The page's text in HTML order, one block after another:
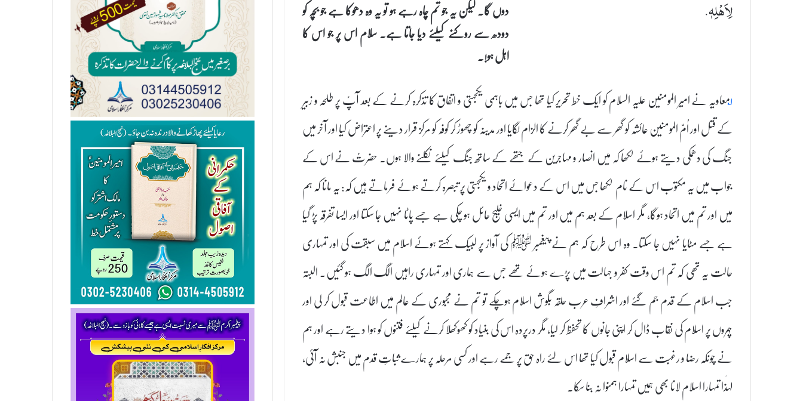
لِاَهْلِهٖ.
دوں گا۔ لیکن یہ جو تم چاہ رہے ہو تو یہ وہ دھوکا ہے جو بچہ کو
دودھ سے روکنے کیلئے دیا جاتا ہے۔ سلام اس پر جو اس کا
اہل ہو!۔
۱؂معاویہ نے امیر المومنین علیہ السلام کو ایک خط تحریر کیا تھا جس میں باہمی یکجہتی و اتفاق کا تذکرہ کرنے کے بعد آپؑ پر طلحہ و زبیر
کے قتل اور اُمّ المومنین عائشہ کو گھر سے بے گھر کرنے کا الزام لگایا اور مدینہ کو چھوڑ کر کوفہ کو مرکز قرار دینے پر اعتراض کیا اور آخر میں
جنگ کی دھمکی دیتے ہوئے لکھا کہ میں انصار و مہاجرین کے جتھے کے ساتھ جنگ کیلئے نکلنے والا ہوں۔ حضرتؑ نے اس کے
جواب میں یہ مکتوب اس کے نام لکھا جس میں اس کے دعوائے اتحاد و یکجہتی پر تبصرہ کرتے ہوئے فرماتے ہیں کہ: یہ مانا کہ ہم
میں اور تم میں اتحاد ہوگا، مگر اسلام کے بعد ہم میں اور تم میں ایسی خلیج حائل ہو چکی ہے جسے پاٹا نہیں جا سکتا اور ایسا تفرقہ پڑ گیا
ہے جسے مٹایا نہیں جا سکتا۔ وہ اس طرح کہ ہم نے پیغمبر ﷺ کی آواز پر لبیک کہتے ہوئے اسلام میں سبقت کی اور تمہاری
حالت یہ تھی کہ تم اس وقت کفر و جہالت میں پڑے ہوئے تھے جس سے ہماری اور تمہاری راہیں الگ الگ ہو گئیں۔ البتہ
جب اسلام کے قدم جم گئے اور اشرافِ عرب حلقہ بگوش اسلام ہوچکے تو تم نے مجبوری کے عالم میں اطاعت قبول کر لی اور
چہروں پر اسلام کی نقاب ڈال کر اپنی جانوں کا تحفظ کر لیا، مگر درپردہ اس کی بنیاد کو کھوکھلا کرنے کیلئے فتنوں کو ہوا دیتے رہے اور ہم
نے چونکہ رضا و رغبت سے اسلام قبول کیا تھا اس لئے راہ حق پر جمے رہے اور کسی مرحلہ پر ہمارے ثباتِ قدم میں جنبش نہ آئی،
لہٰذا تمہارا اسلام لانا بھی ہمیں تمہارا ہمنوا نہ بنا سکا۔